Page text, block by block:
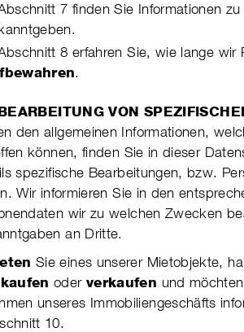
7 finden Sie Informationen zu
8 erfahren Sie, wie lange wir
.
VON
den allgemeinen Informationen,
kön­nen, finden Sie in dieser
spezi­fi­sche Bear­bei­tun­gen, bzw.
Wir infor­mieren Sie in den
wir zu wel­chen Zwecken
an Dritte.
Sie eines unserer Mietobjekte,
kaufen oder verkaufen und
unseres Immo­bi­lien­geschäfts
10.